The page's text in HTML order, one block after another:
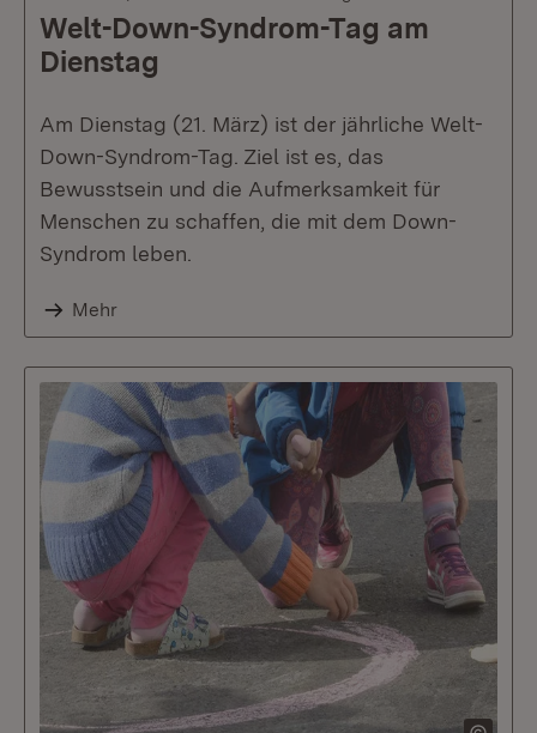
Welt-Down-Syndrom-Tag am
Dienstag
Am Dienstag (21. März) ist der jährliche Welt-
Down-Syndrom-Tag. Ziel ist es, das
Bewusstsein und die Aufmerksamkeit für
Menschen zu schaffen, die mit dem Down-
Syndrom leben.
Mehr